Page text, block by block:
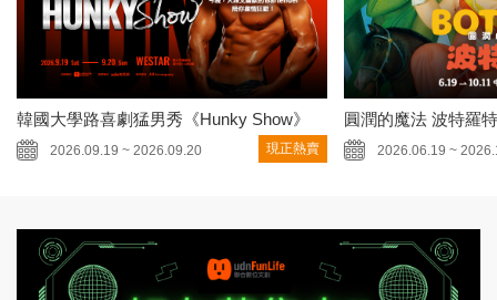
韓國大學路喜劇猛男秀《Hunky Show》
2026.09.19 ~ 2026.09.20 現正熱賣
圓潤的魔法 波特羅
2026.06.19 ~